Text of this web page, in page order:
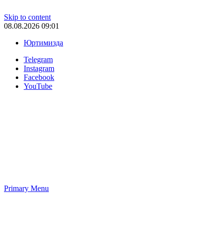
Skip to content
08.08.2026 09:01
Юртимизда
Telegram
Instagram
Facebook
YouTube
Primary Menu